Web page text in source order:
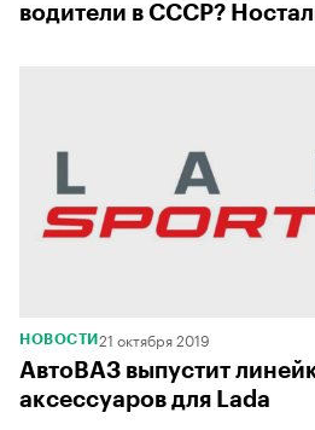
водители в СССР?
НОВОСТИ 21 октября 2019
АвтоВАЗ выпустит
аксессуаров для Lada